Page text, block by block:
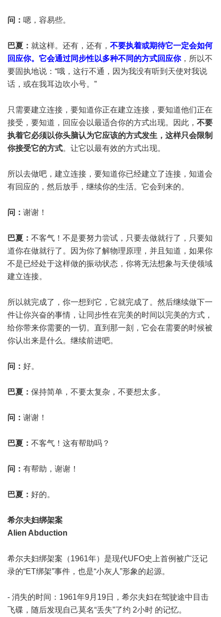
问： 嗯，容易些。
巴夏： 就这样。还有，还有， 不要执着或期待它一定会如何
回应你。它会通过同步性以多种不同的方式回应你，所以不
要固执地说：“哦，这行不通，因为我没有听到天使对我说
话，或在我耳边吹小号。”
只需要建立连接，要知道你正在建立连接，要知道他们正在
接受，要知道，回应会以最适合你的方式出现。因此， 不要
执着它必须以你头脑认为它应该的方式发生，这样只会限制
你接受它的方式。让它以最有效的方式出现。
所以去做吧，建立连接，要知道你已经建立了连接，知道会
有回应的，然后放手，继续你的生活。它会到来的。
问： 谢谢！
巴夏： 不客气！不是要努力尝试，只要去做就行了，只要知
道你在做就行了。因为你了解物理原理，并且知道，如果你
不是已经处于这样做的振动状态，你将无法想象与天使领域
建立连接。
所以就完成了，你一想到它，它就完成了。然后继续做下一
件让你兴奋的事情，让同步性在完美的时间以完美的方式，
给你带来你需要的一切。直到那一刻，它会在需要的时候被
你认出来是什么。继续前进吧。
问： 好。
巴夏： 保持简单，不要太复杂，不要想太多。
问： 谢谢！
巴夏： 不客气！这有帮助吗？
问： 有帮助，谢谢！
巴夏： 好的。
希尔夫妇绑架案
Alien Abduction
希尔夫妇绑架案（1961年）是现代UFO史上首例被广泛记
录的“ET绑架”事件，也是“小灰人”形象的起源。
- 消失的时间：1961年9月19日，希尔夫妇在驾驶途中目击
飞碟，随后发现自己莫名“丢失”了约 2小时 的记忆。